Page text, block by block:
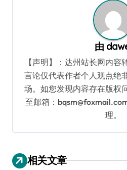
由
【声明】：达州站长网内容
言论仅代表作者个人观点绝
场。如您发现内容存在版权
至邮箱：
理。
相关文章